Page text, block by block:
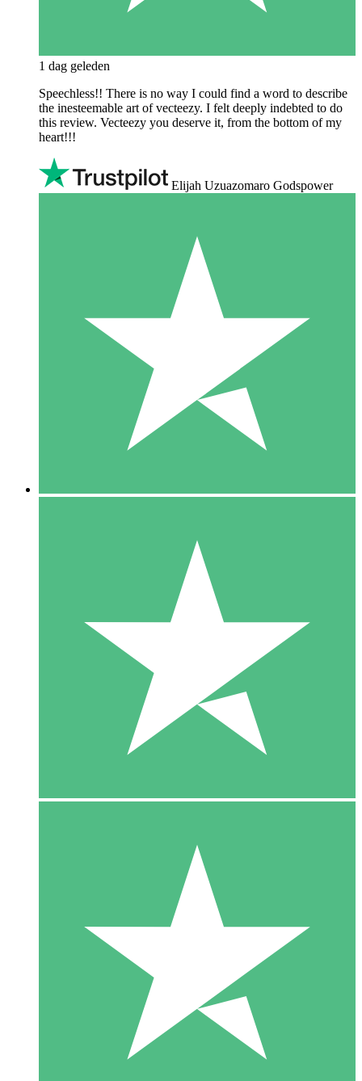
1 dag geleden
Speechless!! There is no way I could find a word to describe
the inesteemable art of vecteezy. I felt deeply indebted to do
this review. Vecteezy you deserve it, from the bottom of my
heart!!!
Elijah Uzuazomaro Godspower